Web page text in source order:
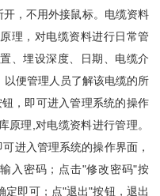
，不用外接鼠标。电缆资料
理，对电缆资料进行日常管
、埋设深度、日期、电缆介
以便管理人员了解该电缆的所
，即可进入管理系统的操作
原理,对电缆资料进行管理。
进入管理系统的操作界面，
入密码；点击"修改密码"按
定即可；点"退出"按钮，退出